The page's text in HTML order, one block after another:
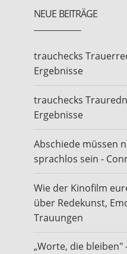
NEUE BEITRÄGE
trauchecks
Ergebnisse
trauchecks
Ergebnisse
Abschiede müssen
sprachlos sein -
Wie der Kinofilm
über Redekunst,
Trauungen
„Worte, die bleiben"